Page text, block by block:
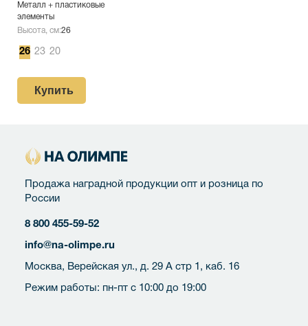
Металл + пластиковые
элементы
Высота, см:26
26 23 20
Купить
Продажа наградной продукции опт и розница по
России
8 800 455-59-52
info@na-olimpe.ru
Москва, Верейская ул., д. 29 А стр 1, каб. 16
Режим работы: пн-пт с 10:00 до 19:00